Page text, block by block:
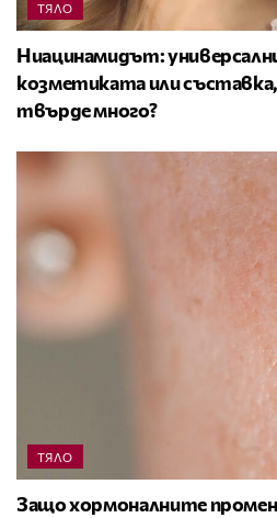
ТЯЛО
Ниацинамидът:
козметиката или
твърде много?
ТЯЛО
Защо хормоналните